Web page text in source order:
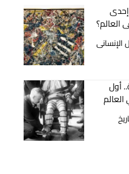
الإنسانى
أول